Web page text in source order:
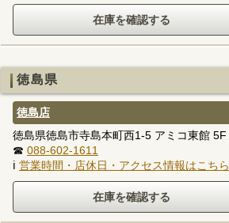
徳島県
徳島店
徳島県徳島市寺島本町西1-5 アミコ東館 5F
☎ 088-602-1611
ℹ 営業時間・店休日・アクセス情報はこちら